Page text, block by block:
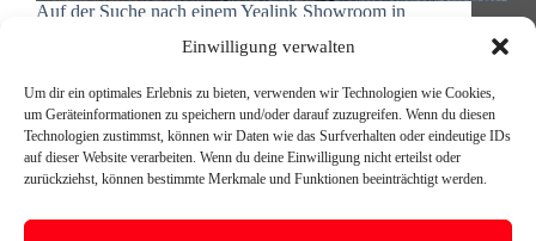
Einwilligung verwalten
Um dir ein optimales Erlebnis zu bieten, verwenden wir Technologien wie Cookies,
um Geräteinformationen zu speichern und/oder darauf zuzugreifen. Wenn du diesen
Technologien zustimmst, können wir Daten wie das Surfverhalten oder eindeutige IDs
auf dieser Website verarbeiten. Wenn du deine Einwilligung nicht erteilst oder
zurückziehst, können bestimmte Merkmale und Funktionen beeinträchtigt werden.
Auf der Suche nach einem Yealink Showroom in
Technologie nicht nur präsentiert bekommen,
Communications haben wir zwei unterschiedliche
Demo-Räume eingerichtet, die Ihnen zeigen, wie
leistungsfähig Yealink Microsoft Teams Rooms…
Michael Reischer
21. Oktober 2025